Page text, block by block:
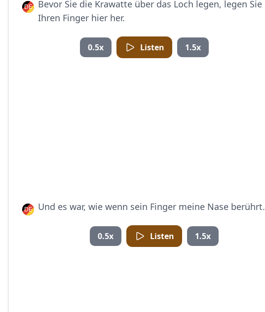
Bevor Sie die Krawatte über das Loch legen, legen Sie
Ihren Finger hier her.
0.5x Listen 1.5x
Und es war, wie wenn sein Finger meine Nase berührt.
0.5x Listen 1.5x